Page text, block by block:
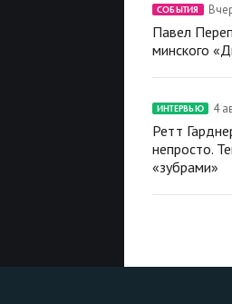
СОБЫТИЯ
Павел
минского
ИНТЕРВЬЮ 4
Ретт
непросто.
«зубрами»